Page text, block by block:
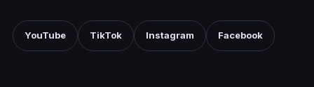
YouTube TikTok Instagram Facebook